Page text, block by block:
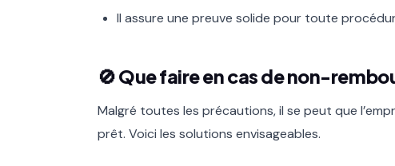
Il assure une preuve solide pour toute
🚫 Que faire en cas de non-
Malgré toutes les précautions, il se peut que
prêt. Voici les solutions envisageables.